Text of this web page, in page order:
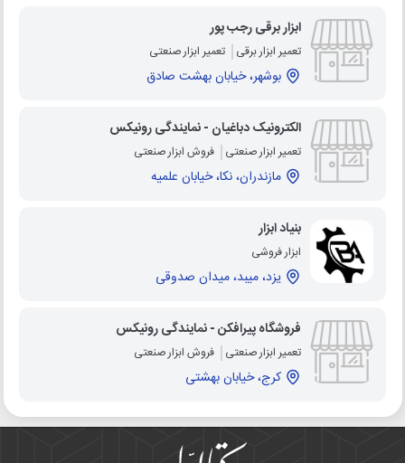
ابزار برقی رجب پور
تعمیر ابزار برقی تعمیر ابزار صنعتی
بوشهر، خیابان بهشت صادق
الکترونیک دباغیان - نمایندگی رونیکس
تعمیر ابزار صنعتی فروش ابزار صنعتی
مازندران، نکا، خیابان علمیه
بنیاد ابزار
ابزار فروشی
یزد، میبد، میدان صدوقی
فروشگاه پیرافکن - نمایندگی رونیکس
تعمیر ابزار صنعتی فروش ابزار صنعتی
کرج، خیابان بهشتی